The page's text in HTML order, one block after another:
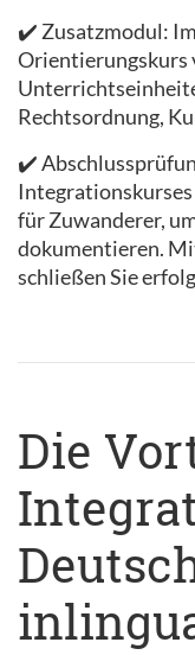
✔️ Zusatzmodul:
Orientierungskurs
Rechtsordnung,
✔️
für Zuwanderer,
dokumentieren.
schließen Sie
Die